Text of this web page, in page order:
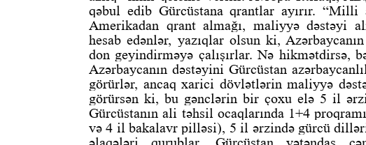
qəbul edib Gürcüstana qrantlar ayırır. “Milli
Amerikadan qrant almağı, maliyyə dəstəyi
hesab edənlər, yazıqlar olsun ki,
don geyindirməyə çalışırlar. Nə hikmətdirsə,
Azərbaycanın dəstəyini Gürcüstan
görürlər, ancaq xarici dövlətlərin maliyyə
görürsən ki, bu gənclərin bir çoxu elə 5 il
Gürcüstanın ali təhsil ocaqlarında 1+4
və 4 il bakalavr pilləsi), 5 il ərzində gürcü